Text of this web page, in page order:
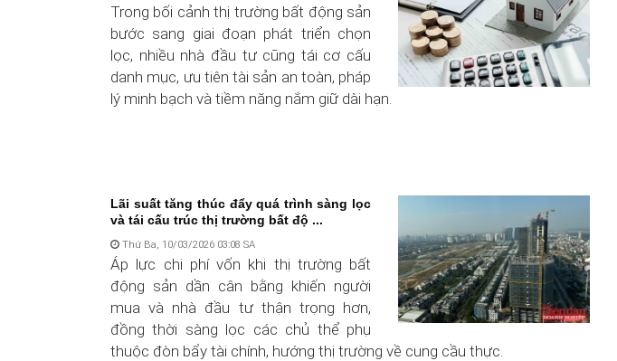
Trong bối cảnh thị trường bất động sản
bước sang giai đoạn phát triển chọn
lọc, nhiều nhà đầu tư cũng tái cơ cấu
danh mục, ưu tiên tài sản an toàn, pháp
lý minh bạch và tiềm năng nắm giữ dài hạn.
Lãi suất tăng thúc đẩy quá trình sàng lọc
và tái cấu trúc thị trường bất độ ...
Thứ Ba, 10/03/2026 03:08 SA
Áp lực chi phí vốn khi thị trường bất
động sản dần cân bằng khiến người
mua và nhà đầu tư thận trọng hơn,
đồng thời sàng lọc các chủ thể phụ
thuộc đòn bẩy tài chính, hướng thị trường về cung cầu thực.